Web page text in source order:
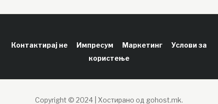
Контактирај не Импресум Маркетинг
Услови за
користење
Copyright © 2024 | Хостирано од gohost.mk.